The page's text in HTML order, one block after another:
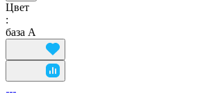
Цвет
:
база А